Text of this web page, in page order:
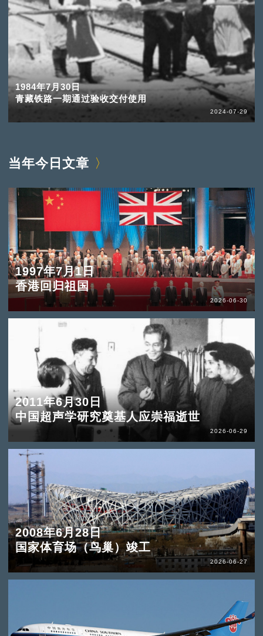
1984年7月30日
青藏铁路一期通过验收交付使用
2024-07-29
当年今日文章
1997年7月1日
香港回归祖国
2026-06-30
2011年6月30日
中国超声学研究奠基人应崇福逝世
2026-06-29
2008年6月28日
国家体育场（鸟巢）竣工
2026-06-27